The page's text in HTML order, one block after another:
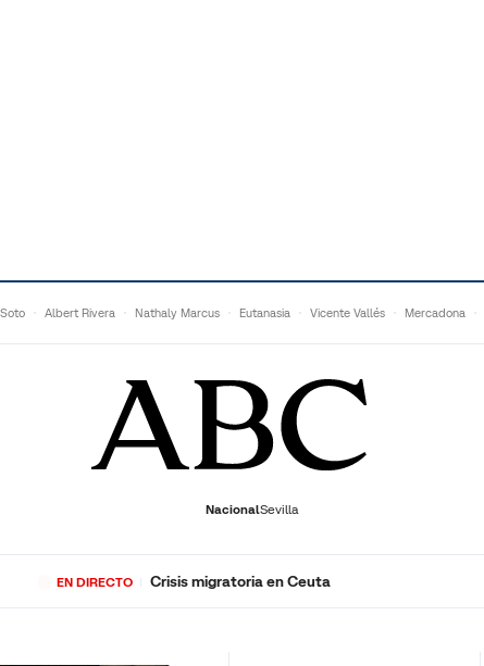
Albert Rivera Nathaly Marcus Eutanasia Vicente Vallés Mercadona
NacionalSevilla
ECONOMÍADEPORTES SOCIEDADCULTURAGENTEPLAY
EN DIRECTO Crisis migratoria en Ceuta